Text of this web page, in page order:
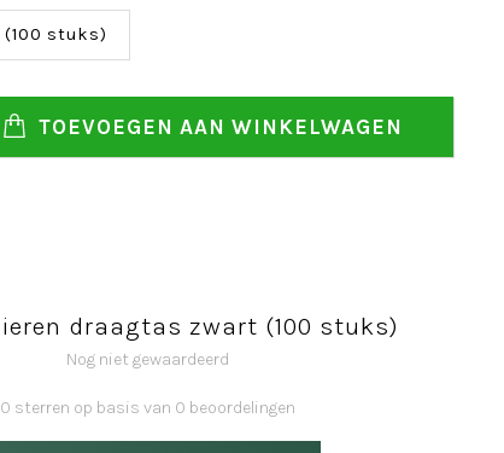
(100 stuks)
TOEVOEGEN AAN WINKELWAGEN
draagtas zwart (100 stuks)
Nog niet gewaardeerd
0 sterren op basis van 0 beoordelingen